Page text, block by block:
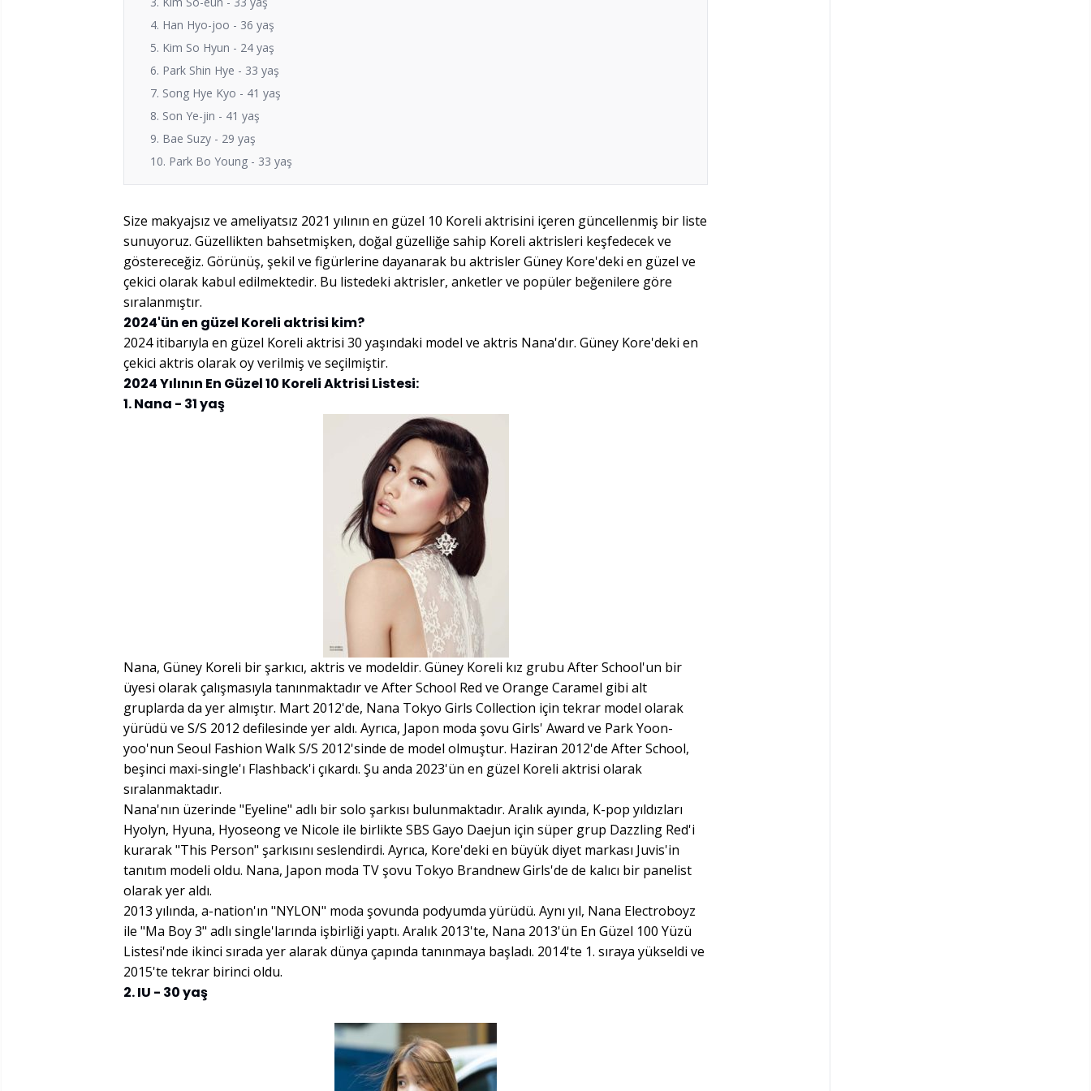
4. Han Hyo-joo - 36 yaş
5. Kim So Hyun - 24 yaş
6. Park Shin Hye - 33 yaş
7. Song Hye Kyo - 41 yaş
8. Son Ye-jin - 41 yaş
9. Bae Suzy - 29 yaş
10. Park Bo Young - 33 yaş
Size makyajsız ve ameliyatsız 2021 yılının en güzel 10 Koreli aktrisini içeren güncellenmiş bir liste
sunuyoruz. Güzellikten bahsetmişken, doğal güzelliğe sahip Koreli aktrisleri keşfedecek ve
göstereceğiz. Görünüş, şekil ve figürlerine dayanarak bu aktrisler Güney Kore'deki en güzel ve
çekici olarak kabul edilmektedir. Bu listedeki aktrisler, anketler ve popüler beğenilere göre
sıralanmıştır.
2024'ün en güzel Koreli aktrisi kim?
2024 itibarıyla en güzel Koreli aktrisi 30 yaşındaki model ve aktris Nana'dır. Güney Kore'deki en
çekici aktris olarak oy verilmiş ve seçilmiştir.
2024 Yılının En Güzel 10 Koreli Aktrisi Listesi:
1. Nana - 31 yaş
Nana, Güney Koreli bir şarkıcı, aktris ve modeldir. Güney Koreli kız grubu After School'un bir
üyesi olarak çalışmasıyla tanınmaktadır ve After School Red ve Orange Caramel gibi alt
gruplarda da yer almıştır. Mart 2012'de, Nana Tokyo Girls Collection için tekrar model olarak
yürüdü ve S/S 2012 defilesinde yer aldı. Ayrıca, Japon moda şovu Girls' Award ve Park Yoon-
yoo'nun Seoul Fashion Walk S/S 2012'sinde de model olmuştur. Haziran 2012'de After School,
beşinci maxi-single'ı Flashback'i çıkardı. Şu anda 2023'ün en güzel Koreli aktrisi olarak
sıralanmaktadır.
Nana'nın üzerinde "Eyeline" adlı bir solo şarkısı bulunmaktadır. Aralık ayında, K-pop yıldızları
Hyolyn, Hyuna, Hyoseong ve Nicole ile birlikte SBS Gayo Daejun için süper grup Dazzling Red'i
kurarak "This Person" şarkısını seslendirdi. Ayrıca, Kore'deki en büyük diyet markası Juvis'in
tanıtım modeli oldu. Nana, Japon moda TV şovu Tokyo Brandnew Girls'de de kalıcı bir panelist
olarak yer aldı.
2013 yılında, a-nation'ın "NYLON" moda şovunda podyumda yürüdü. Aynı yıl, Nana Electroboyz
ile "Ma Boy 3" adlı single'larında işbirliği yaptı. Aralık 2013'te, Nana 2013'ün En Güzel 100 Yüzü
Listesi'nde ikinci sırada yer alarak dünya çapında tanınmaya başladı. 2014'te 1. sıraya yükseldi ve
2015'te tekrar birinci oldu.
2. IU - 30 yaş